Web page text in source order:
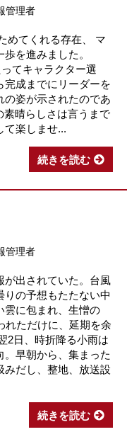
管理者
めてくれる存在、 マ
歩を進みました。
てキャラクター選
完成までにリーダーを
の姿が示されたのであ
素晴らしさは言うまで
て楽しませ...
続きを読む
管理者
出されていた。台風
の予想もたたない中
雲に包まれ、生憎の
れただけに、延期を余
日、時折降る小雨は
早朝から、集まった
みだし、整地、放送設
続きを読む